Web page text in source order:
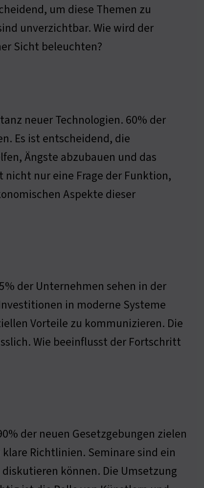
um diese Themen zu
unverzichtbar. Wie wird der
Sicht beleuchten?
neuer Technologien. 60% der
Es ist entscheidend, die
Ängste abzubauen und das
nicht nur eine Frage der Funktion,
Aspekte dieser
der Unternehmen sehen in der
in moderne Systeme
Vorteile zu kommunizieren. Die
Wie beeinflusst der Fortschritt
der neuen Gesetzgebungen zielen
Richtlinien. Seminare sind ein
können. Die Umsetzung